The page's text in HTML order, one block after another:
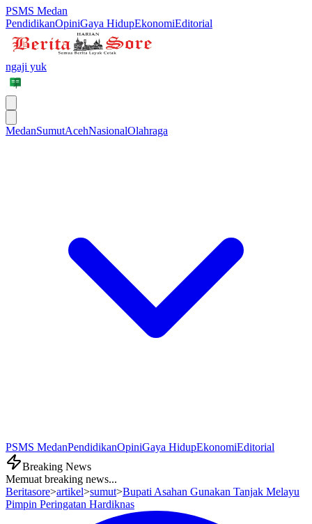
PSMS Medan
PendidikanOpiniGaya HidupEkonomiEditorial
ngaji yuk
MedanSumutAcehNasionalOlahraga
PSMS MedanPendidikanOpiniGaya HidupEkonomiEditorial
Breaking News
Memuat breaking news...
Beritasore>artikel>sumut>Bupati Asahan Gunakan Tanjak Melayu
Pimpin Peringatan Hardiknas